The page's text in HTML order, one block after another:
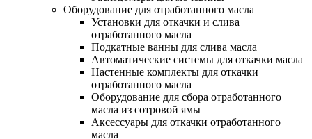
Оборудование для отработанного масла
Установки для откачки и слива
отработанного масла
Подкатные ванны для слива масла
Автоматические системы для откачки масла
Настенные комплекты для откачки
отработанного масла
Оборудование для сбора отработанного
масла из сотровой ямы
Аксессуары для откачки отработанного
масла